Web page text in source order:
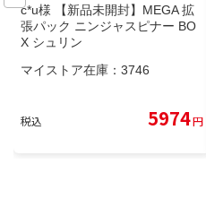
c*u様 【新品未開封】MEGA 拡
張パック ニンジャスピナー BO
X シュリン
マイストア在庫： 3746
税込 5974円